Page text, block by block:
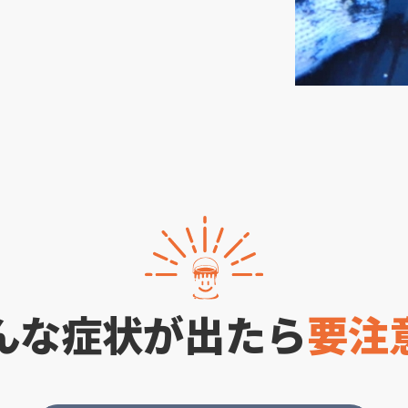
な症状が出たら要注